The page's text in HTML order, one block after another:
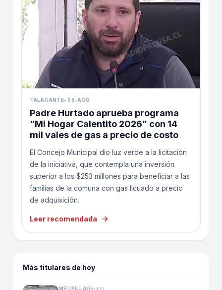
TALAGANTE•05-AGO
Padre Hurtado aprueba programa
“Mi Hogar Calentito 2026” con 14
mil vales de gas a precio de costo
El Concejo Municipal dio luz verde a la licitación
de la iniciativa, que contempla una inversión
superior a los $253 millones para beneficiar a las
familias de la comuna con gas licuado a precio
de adquisición.
Leer recomendada
Más titulares de hoy
MELIPILLA05-ago